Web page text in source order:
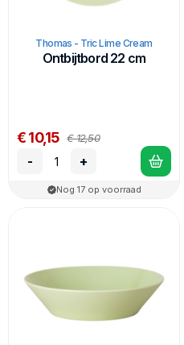
Thomas - Tric Lime Cream
Ontbijtbord 22 cm
€ 10,15 € 12,50
- +
Nog 17 op voorraad